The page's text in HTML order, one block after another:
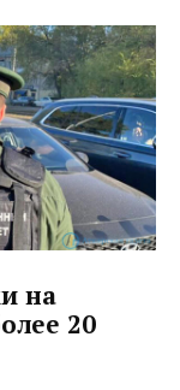
на
20